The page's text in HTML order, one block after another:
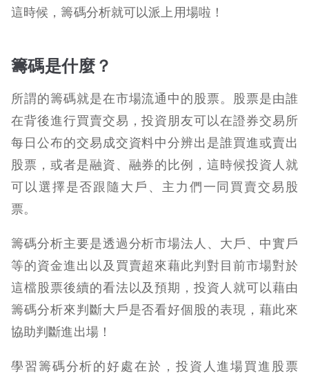
這時候，籌碼分析就可以派上用場啦！
籌碼是什麼？
所謂的籌碼就是在市場流通中的股票。股票是由誰
在背後進行買賣交易，投資朋友可以在證券交易所
每日公布的交易成交資料中分辨出是誰買進或賣出
股票，或者是融資、融券的比例，這時候投資人就
可以選擇是否跟隨大戶、主力們一同買賣交易股
票。
籌碼分析主要是透過分析市場法人、大戶、中實戶
等的資金進出以及買賣超來藉此判對目前市場對於
這檔股票後續的看法以及預期，投資人就可以藉由
籌碼分析來判斷大戶是否看好個股的表現，藉此來
協助判斷進出場！
學習籌碼分析的好處在於，投資人進場買進股票